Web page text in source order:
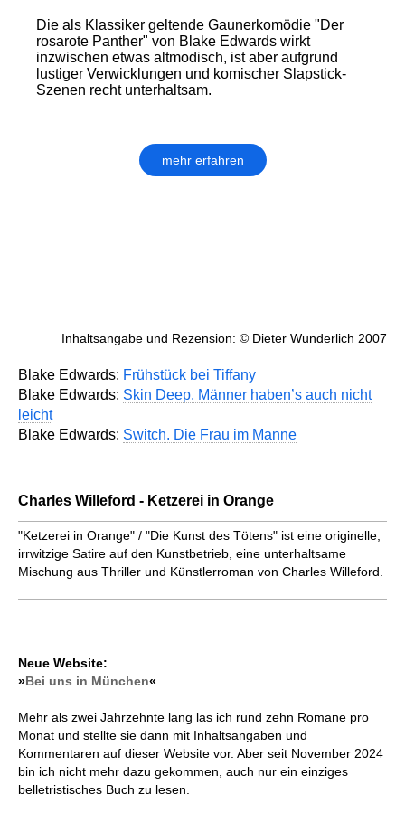
Die als Klassiker geltende Gaunerkomödie "Der
rosarote Panther" von Blake Edwards wirkt
inzwischen etwas altmodisch, ist aber aufgrund
lustiger Verwicklungen und komischer Slapstick-
Szenen recht unterhaltsam.
mehr erfahren
Inhaltsangabe und Rezension: © Dieter Wunderlich 2007
Blake Edwards: Frühstück bei Tiffany
Blake Edwards: Skin Deep. Männer haben’s auch nicht
leicht
Blake Edwards: Switch. Die Frau im Manne
Charles Willeford - Ketzerei in Orange
"Ketzerei in Orange" / "Die Kunst des Tötens" ist eine originelle,
irrwitzige Satire auf den Kunstbetrieb, eine unterhaltsame
Mischung aus Thriller und Künstlerroman von Charles Willeford.
Neue Website:
»Bei uns in München«
Mehr als zwei Jahrzehnte lang las ich rund zehn Romane pro
Monat und stellte sie dann mit Inhaltsangaben und
Kommentaren auf dieser Website vor. Aber seit November 2024
bin ich nicht mehr dazu gekommen, auch nur ein einziges
belletristisches Buch zu lesen.